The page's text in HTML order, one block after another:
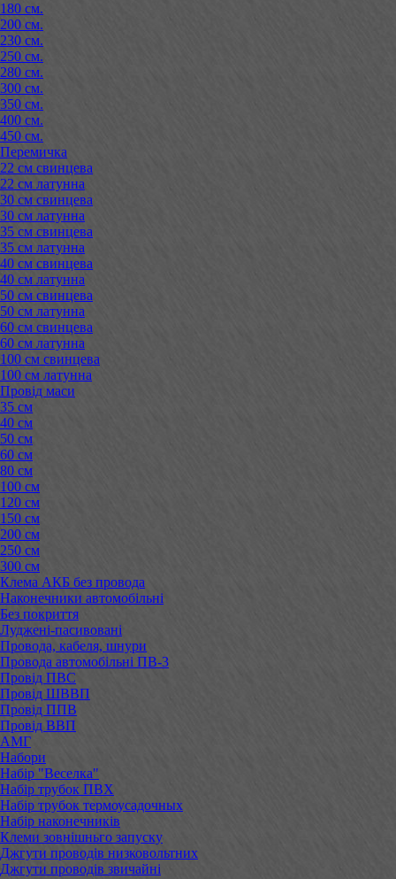
180 см.
200 см.
230 см.
250 см.
280 см.
300 см.
350 см.
400 см.
450 см.
Перемичка
22 см свинцева
22 см латунна
30 см свинцева
30 см латунна
35 см свинцева
35 см латунна
40 см свинцева
40 см латунна
50 см свинцева
50 см латунна
60 см свинцева
60 см латунна
100 см свинцева
100 см латунна
Провід маси
35 см
40 см
50 см
60 см
80 см
100 см
120 см
150 см
200 см
250 см
300 см
Клема АКБ без провода
Наконечники автомобільні
Без покриття
Луджені-пасивовані
Провода, кабеля, шнури
Провода автомобільні ПВ-3
Провід ПВС
Провід ШВВП
Провід ППВ
Провід ВВП
АМГ
Набори
Набір "Веселка"
Набір трубок ПВХ
Набір трубок термоусадочных
Набір наконечників
Клеми зовнішньго запуску
Джгути проводів низковольтних
Джгути проводів звичайні